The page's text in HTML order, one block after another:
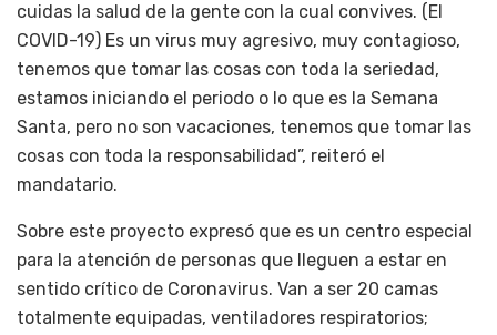
cuidas la salud de la gente con la cual convives. (El
COVID-19) Es un virus muy agresivo, muy contagioso,
tenemos que tomar las cosas con toda la seriedad,
estamos iniciando el periodo o lo que es la Semana
Santa, pero no son vacaciones, tenemos que tomar las
cosas con toda la responsabilidad”, reiteró el
mandatario.
Sobre este proyecto expresó que es un centro especial
para la atención de personas que lleguen a estar en
sentido crítico de Coronavirus. Van a ser 20 camas
totalmente equipadas, ventiladores respiratorios;